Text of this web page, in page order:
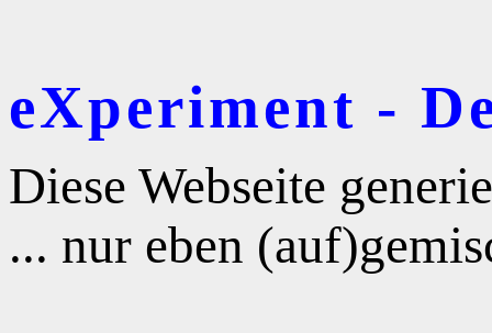
eXperiment -
Diese Webseite
... nur eben